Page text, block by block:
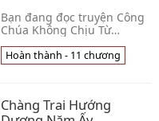
Bạn đang đọc truyện Công
Chúa Không Chịu Từ
“Xuyên” đến Dị Thế Hoàng
Đồ – một cuốn tiểu thuyết
Hoàn thành - 11 chương
Chàng Trai Hướng